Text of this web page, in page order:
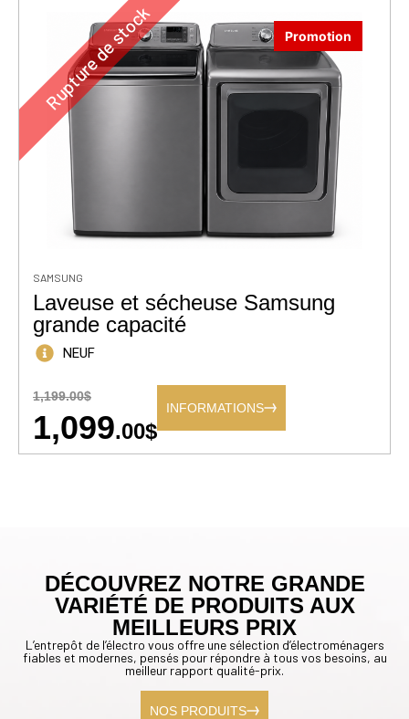
Rupture de stock Promotion
SAMSUNG
Laveuse et sécheuse Samsung
grande capacité
NEUF
1,199.00$
1,099.00$
INFORMATIONS
DÉCOUVREZ NOTRE GRANDE
VARIÉTÉ DE PRODUITS AUX
MEILLEURS PRIX
L’entrepôt de l’électro vous offre une sélection d’électroménagers
fiables et modernes, pensés pour répondre à tous vos besoins, au
meilleur rapport qualité-prix.
NOS PRODUITS